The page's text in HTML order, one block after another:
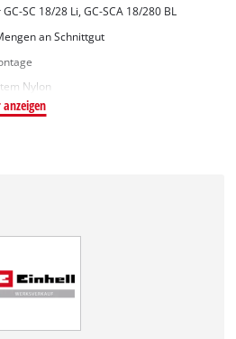
SC 18/28 Li, GC-SCA 18/280 BL
an Schnittgut
Nylon